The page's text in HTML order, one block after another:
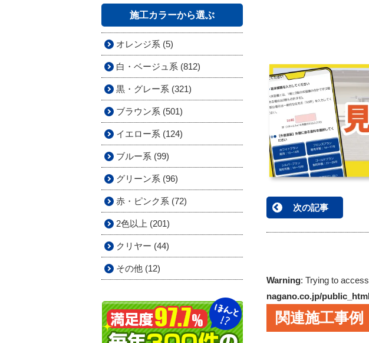
次の記事
Warning: Trying to
nagano.co.jp/
関連施工事例
施工カラーから選ぶ
オレンジ系 (5)
白・ベージュ系 (812)
黒・グレー系 (321)
ブラウン系 (501)
イエロー系 (124)
ブルー系 (99)
グリーン系 (96)
赤・ピンク系 (72)
2色以上 (201)
クリヤー (44)
その他 (12)